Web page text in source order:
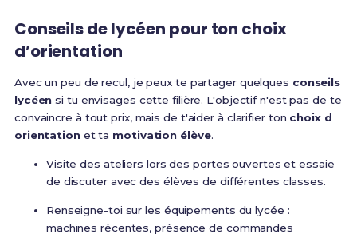
Conseils de lycéen pour ton choix
d’orientation
Avec un peu de recul, je peux te partager quelques conseils
lycéen si tu envisages cette filière. L'objectif n'est pas de te
convaincre à tout prix, mais de t'aider à clarifier ton choix d
orientationet ta motivation élève.
Visite des ateliers lors des portes ouvertes et essaie
de discuter avec des élèves de différentes classes.
Renseigne-toi sur les équipements du lycée :
machines récentes, présence de commandes